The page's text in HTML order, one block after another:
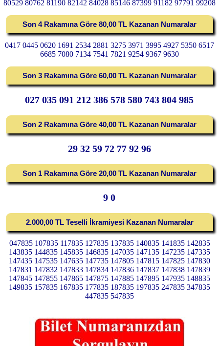
80529 80762 81190 82142 84028 85146 87399 91182 97791 99208
Son 4 Rakamına Göre 80,00 TL Kazanan Numaralar
0417 0445 0620 1691 2534 2881 3275 3971 3995 4927 5350 6517
6685 7080 7134 7541 7821 9254 9367 9630
Son 3 Rakamına Göre 60,00 TL Kazanan Numaralar
027 035 091 212 386 578 580 743 804 985
Son 2 Rakamına Göre 40,00 TL Kazanan Numaralar
29 32 59 72 77 92 96
Son 1 Rakamına Göre 20,00 TL Kazanan Numaralar
9 0
2.000,00 TL Teselli İkramiyesi Kazanan Numaralar
047835 107835 117835 127835 137835 140835 141835 142835
143835 144835 145835 146835 147035 147135 147235 147335
147435 147535 147635 147735 147805 147815 147825 147830
147831 147832 147833 147834 147836 147837 147838 147839
147845 147855 147865 147875 147885 147895 147935 148835
149835 157835 167835 177835 187835 197835 247835 347835
447835 547835